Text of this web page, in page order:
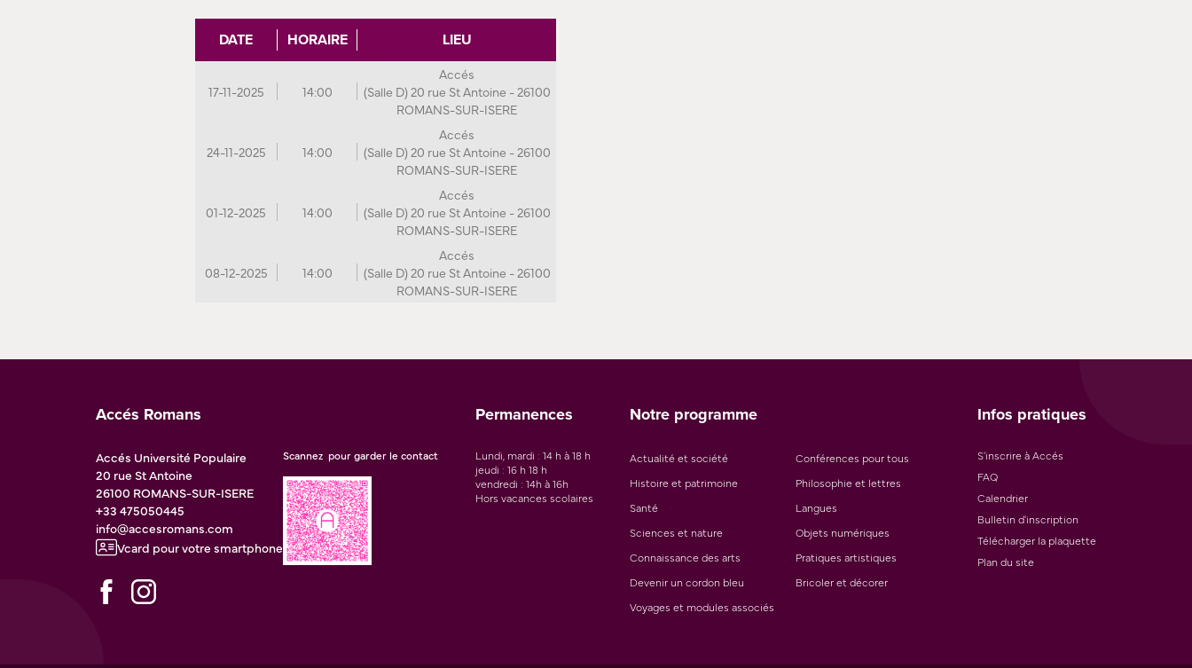
DATE HORAIRE LIEU
17-11-2025 14:00
Accés
(Salle D) 20 rue St Antoine - 26100
ROMANS-SUR-ISERE
24-11-2025 14:00
Accés
(Salle D) 20 rue St Antoine - 26100
ROMANS-SUR-ISERE
01-12-2025 14:00
Accés
(Salle D) 20 rue St Antoine - 26100
ROMANS-SUR-ISERE
08-12-2025 14:00
Accés
(Salle D) 20 rue St Antoine - 26100
ROMANS-SUR-ISERE
Accés Romans
Accés Université Populaire
20 rue St Antoine
26100 ROMANS-SUR-ISERE
+33 475050445
info@accesromans.com
Vcard pour votre smartphone
Scannez pour garder le contact
Permanences
Lundi, mardi : 14 h à 18 h
jeudi : 16 h 18 h
vendredi : 14h à 16h
Hors vacances scolaires
Notre programme
Actualité et société
Conférences pour tous
Histoire et patrimoine
Philosophie et lettres
Santé
Langues
Sciences et nature
Objets numériques
Connaissance des arts
Pratiques artistiques
Devenir un cordon bleu
Bricoler et décorer
Voyages et modules associés
Infos pratiques
S'inscrire à Accés
FAQ
Calendrier
Bulletin d'inscription
Télécharger la plaquette
Plan du site